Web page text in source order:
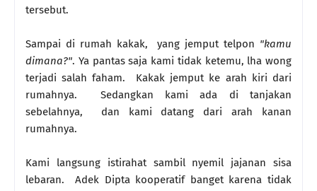
tersebut.
Sampai di rumah kakak, yang jemput telpon "kamu
dimana?". Ya pantas saja kami tidak ketemu, lha wong
terjadi salah faham. Kakak jemput ke arah kiri dari
rumahnya. Sedangkan kami ada di tanjakan
sebelahnya, dan kami datang dari arah kanan
rumahnya.
Kami langsung istirahat sambil nyemil jajanan sisa
lebaran. Adek Dipta kooperatif banget karena tidak